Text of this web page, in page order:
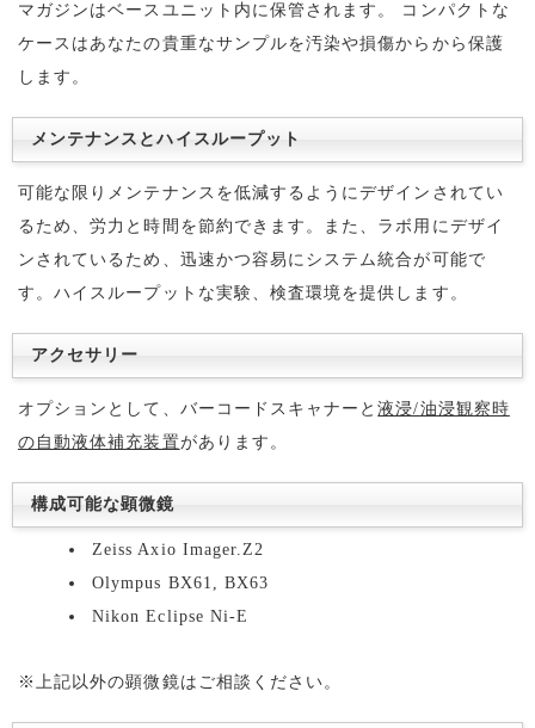
マガジンはベースユニット内に保管されます。 コンパクトな
ケースはあなたの貴重なサンプルを汚染や損傷からから保護
します。
メンテナンスとハイスループット
可能な限りメンテナンスを低減するようにデザインされてい
るため、労力と時間を節約できます。また、ラボ用にデザイ
ンされているため、迅速かつ容易にシステム統合が可能で
す。ハイスループットな実験、検査環境を提供します。
アクセサリー
オプションとして、バーコードスキャナーと液浸/油浸観察時
の自動液体補充装置があります。
構成可能な顕微鏡
Zeiss Axio Imager.Z2
Olympus BX61, BX63
Nikon Eclipse Ni-E
※上記以外の顕微鏡はご相談ください。